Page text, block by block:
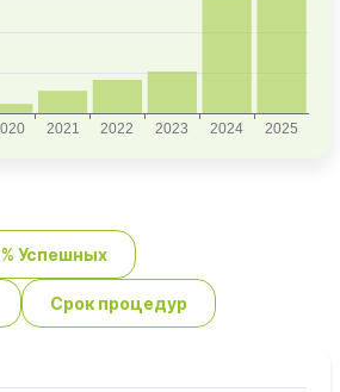
% Успешных
Срок процедур